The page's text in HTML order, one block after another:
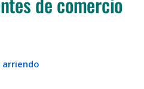
arriendo